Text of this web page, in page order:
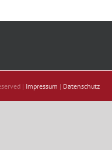
| Impressum | Datenschutz